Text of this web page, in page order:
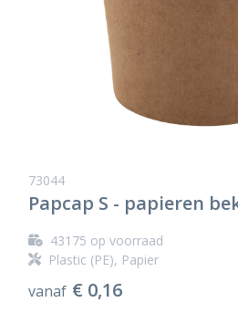
73044
Papcap S - papieren
43175 op voorraad
Plastic (PE), Papier
vanaf € 0,16